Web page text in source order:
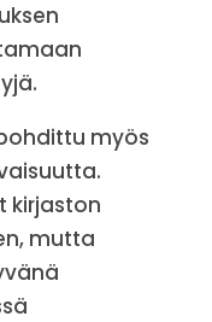
myös
kirjaston
mutta